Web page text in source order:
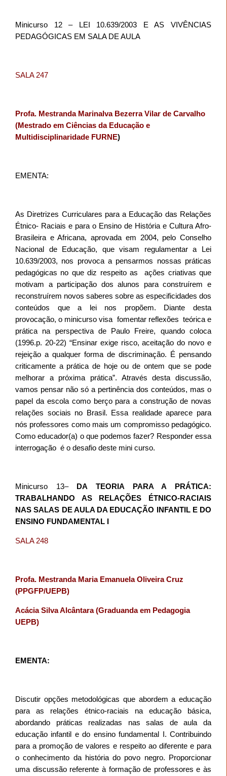
Minicurso 12 – LEI 10.639/2003 E AS VIVÊNCIAS
PEDAGÓGICAS EM SALA DE AULA
SALA 247
Profa. Mestranda Marinalva Bezerra Vilar de Carvalho
(Mestrado em Ciências da Educação e
Multidisciplinaridade FURNE)
EMENTA:
As Diretrizes Curriculares para a Educação das Relações
Étnico- Raciais e para o Ensino de História e Cultura Afro-
Brasileira e Africana, aprovada em 2004, pelo Conselho
Nacional de Educação, que visam regulamentar a Lei
10.639/2003, nos provoca a pensarmos nossas práticas
pedagógicas no que diz respeito as
ações criativas que
motivam a participação dos alunos para construírem e
reconstruírem novos saberes sobre as especificidades dos
conteúdos que a lei nos propõem. Diante desta
provocação, o minicurso visa fomentar reflexões teórica e
prática na perspectiva de Paulo Freire, quando coloca
(1996.p. 20-22) “Ensinar exige risco, aceitação do novo e
rejeição a qualquer forma de discriminação. É pensando
criticamente a prática de hoje ou de ontem que se pode
melhorar a próxima prática”. Através desta discussão,
vamos pensar não só a pertinência dos conteúdos, mas o
papel da escola como berço para a construção de novas
relações sociais no Brasil. Essa realidade aparece para
nós professores como mais um compromisso pedagógico.
Como educador(a) o que podemos fazer? Responder essa
interrogação é o desafio deste mini curso.
Minicurso 13–
DA TEORIA PARA A PRÁTICA:
TRABALHANDO AS RELAÇÕES ÉTNICO-RACIAIS
NAS SALAS DE AULA DA EDUCAÇÃO INFANTIL E DO
ENSINO FUNDAMENTAL I
SALA 248
Profa. Mestranda Maria Emanuela Oliveira Cruz
(PPGFP/UEPB)
Acácia Silva Alcântara (Graduanda em Pedagogia
UEPB)
EMENTA:
Discutir opções metodológicas que abordem a educação
para as relações étnico-raciais na educação básica,
abordando práticas realizadas nas salas de aula da
educação infantil e do ensino fundamental I. Contribuindo
para a promoção de valores e respeito ao diferente e para
o conhecimento da história do povo negro. Proporcionar
uma discussão referente à formação de professores e às